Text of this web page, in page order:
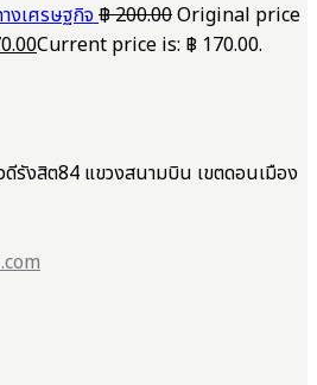
งเศรษฐกิจ฿200.00Original price
Current price is: ฿ 170.00.
รังสิต84 แขวงสนามบิน เขตดอนเมือง